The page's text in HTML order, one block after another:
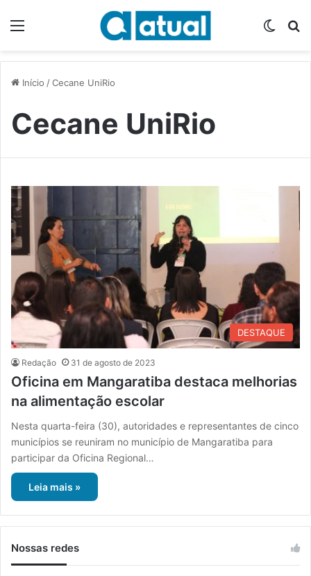
Início /Cecane UniRio
Cecane UniRio
DESTAQUE
Redação 31 de agosto de 2023
Oficina em Mangaratiba destaca melhorias
na alimentação escolar
Nesta quarta-feira (30), autoridades e representantes de cinco
municípios se reuniram no município de Mangaratiba para
participar da Oficina Regional…
Leia mais »
Nossas redes